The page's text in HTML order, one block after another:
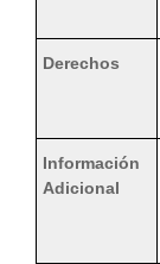
Derechos
Información
Adicional